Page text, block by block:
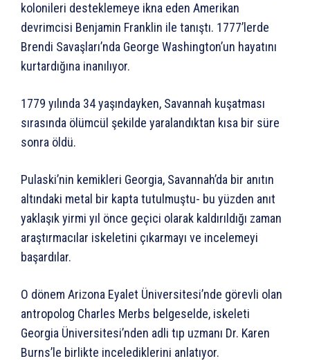
kolonileri desteklemeye ikna eden Amerikan
devrimcisi Benjamin Franklin ile tanıştı. 1777’lerde
Brendi Savaşları’nda George Washington’un hayatını
kurtardığına inanılıyor.
1779 yılında 34 yaşındayken, Savannah kuşatması
sırasında ölümcül şekilde yaralandıktan kısa bir süre
sonra öldü.
Pulaski’nin kemikleri Georgia, Savannah’da bir anıtın
altındaki metal bir kapta tutulmuştu- bu yüzden anıt
yaklaşık yirmi yıl önce geçici olarak kaldırıldığı zaman
araştırmacılar iskeletini çıkarmayı ve incelemeyi
başardılar.
O dönem Arizona Eyalet Üniversitesi’nde görevli olan
antropolog Charles Merbs belgeselde, iskeleti
Georgia Üniversitesi’nden adli tıp uzmanı Dr. Karen
Burns’le birlikte incelediklerini anlatıyor.